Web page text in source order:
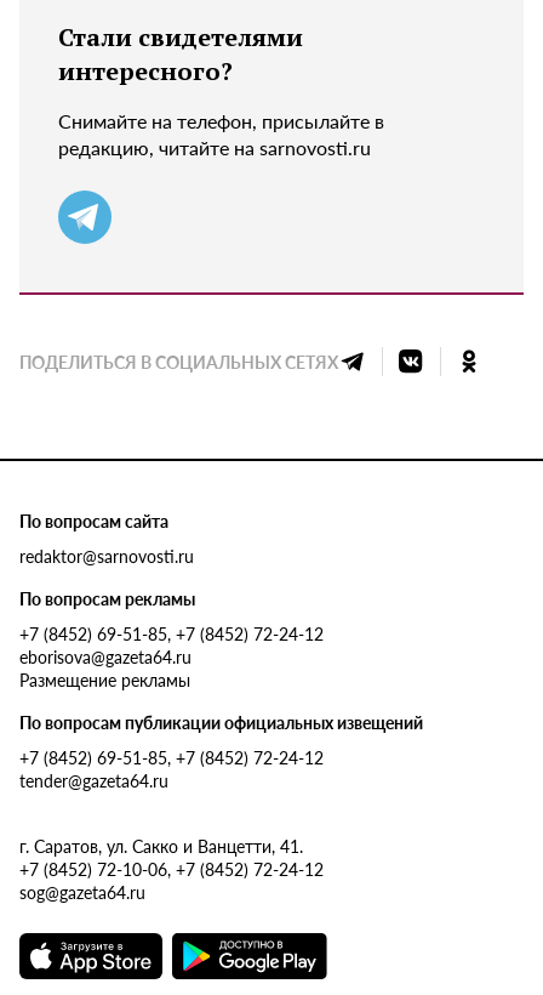
Стали свидетелями
интересного?
Снимайте на телефон, присылайте в
редакцию, читайте на sarnovosti.ru
ПОДЕЛИТЬСЯ В СОЦИАЛЬНЫХ СЕТЯХ
По вопросам сайта
redaktor@sarnovosti.ru
По вопросам рекламы
+7 (8452) 69-51-85, +7 (8452) 72-24-12
eborisova@gazeta64.ru
Размещение рекламы
По вопросам публикации официальных извещений
+7 (8452) 69-51-85, +7 (8452) 72-24-12
tender@gazeta64.ru
г. Саратов, ул. Сакко и Ванцетти, 41.
+7 (8452) 72-10-06, +7 (8452) 72-24-12
sog@gazeta64.ru